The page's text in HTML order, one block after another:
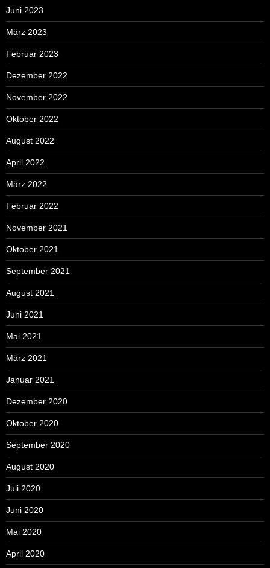
Juni 2023
März 2023
Februar 2023
Dezember 2022
November 2022
Oktober 2022
August 2022
April 2022
März 2022
Februar 2022
November 2021
Oktober 2021
September 2021
August 2021
Juni 2021
Mai 2021
März 2021
Januar 2021
Dezember 2020
Oktober 2020
September 2020
August 2020
Juli 2020
Juni 2020
Mai 2020
April 2020